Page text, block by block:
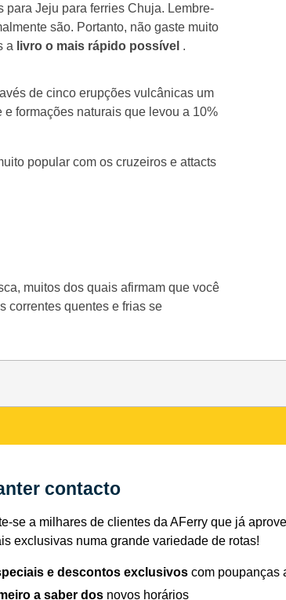
Jeju para ferries Chuja. Lembre-
são. Portanto, não gaste muito
a livro o mais rápido possível .
de cinco erupções vulcânicas um
formações naturais que levou a 10%
popular com os cruzeiros e attacts
muitos dos quais afirmam que você
correntes quentes e frias se
contacto
se a milhares de clientes da AFerry que já
exclusivas numa grande variedade de rotas!
e descontos exclusivos com poupanças
a saber dos novos horários